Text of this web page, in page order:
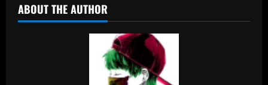
ABOUT THE AUTHOR